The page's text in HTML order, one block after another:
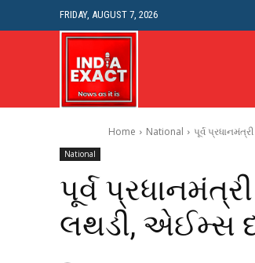
FRIDAY, AUGUST 7, 2026
Home National પૂર્વ
National
પૂર્વ
લથડી, એઈમ્સ